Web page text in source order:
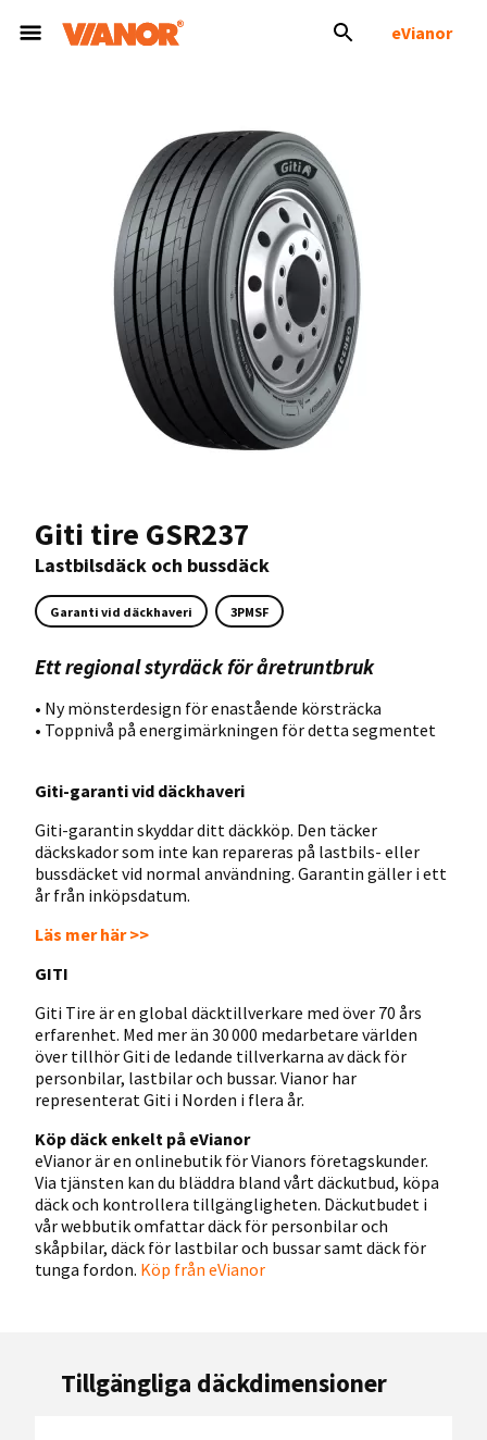
eVianor
Giti tire GSR237
Lastbilsdäck och bussdäck
Garanti vid däckhaveri 3PMSF
Ett regional styrdäck för åretruntbruk
• Ny mönsterdesign för enastående körsträcka
• Toppnivå på energimärkningen för detta segmentet
Giti-garanti vid däckhaveri
Giti-garantin skyddar ditt däckköp. Den täcker
däckskador som inte kan repareras på lastbils- eller
bussdäcket vid normal användning. Garantin gäller i ett
år från inköpsdatum.
Läs mer här >>
GITI
Giti Tire är en global däcktillverkare med över 70 års
erfarenhet. Med mer än 30 000 medarbetare världen
över tillhör Giti de ledande tillverkarna av däck för
personbilar, lastbilar och bussar. Vianor har
representerat Giti i Norden i flera år.
Köp däck enkelt på eVianor
eVianor är en onlinebutik för Vianors företagskunder.
Via tjänsten kan du bläddra bland vårt däckutbud, köpa
däck och kontrollera tillgängligheten. Däckutbudet i
vår webbutik omfattar däck för personbilar och
skåpbilar, däck för lastbilar och bussar samt däck för
tunga fordon. Köp från eVianor
Tillgängliga däckdimensioner